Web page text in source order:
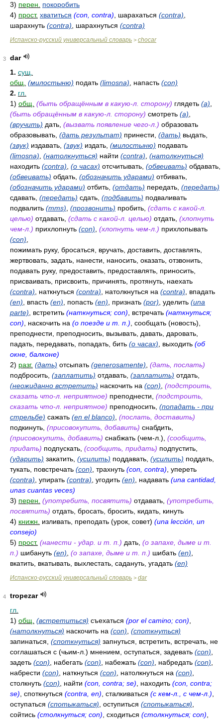
3) перен.
покоробить
4) прост. хватиться (con, contra) , шарахаться (contra)
шарахнуть (contra) , шарахнуться (contra)
Испанско-русский универсальный словарь > chocar
3
dar
1. сущ.
общ. (милостыню) подать (limosna) , напасть (con)
2. гл.
1) общ. (быть обращённым в какую-л. сторону) глядеть (a)
(быть обращённым в какую-л. сторону) смотреть (a)
(вручить) дать, (вызвать появление чего-л.) образовать
образовывать, (дать результат) принести, (дать) выдать,
(звук) издавать, (звук) издать, (милостыню) подавать
(limosna) (натолкнуться) найти (contra) (натолкнуться)
находить (contra) (о часах) отсчитывать, (обвеивать) обдавать,
(обвеивать) обдать, (обозначить ударами) отбивать,
(обозначить ударами) отбить, (отдать) передать, (передать)
сдавать, (передать) сдать, (подбавить) подваливать
подвалить (mтs) (прозвонить) пробить, (сдать с какой-л.
целью) отдавать, (сдать с какой-л. целью) отдать, (хлопнуть
чем-л.) прихлопнуть (con) (хлопнуть чем-л.) прихлопывать
(con)
пожимать руку, бросаться, вручать, доставить, доставлять,
жертвовать, задать, нанести, наносить, оказать, отзвонить,
подавать руку, предоставить, предоставлять, приносить,
присваивать, присвоить, причинять, протянуть, наехать
(contra) , наткнуться (contra) , натолкнуться на (contra) , впадать
(en) , впасть (en) , попасть (en) , признать (por) , уделить (una
parte) , встретить (наткнуться; con) , встречать (наткнуться;
con) , наскочить на (о поезде и т. п.) , сообщать (новость),
преподнести, преподносить, вызывать, давать, даровать,
падать, передавать, попадать, бить (о часах) , выходить (об
окне, балконе)
2) разг. (дать) отсыпать (generosamente) (дать, послать)
подбросить, (заплатить) отдавать, (заплатить) отдать,
(неожиданно встретить) наскочить на (con) (подстроить,
сказать что-л. неприятное) преподнести, (подстроить,
сказать что-л. неприятное) преподносить, (попадать - при
стрельбе) сажать (en el blanco) (послать, доставить)
подкинуть, (присовокупить, добавить) снабдить,
(присовокупить, добавить) снабжать (чем-л.), (сообщить,
придать) подпускать, (сообщить, придать) подпустить,
(ударить) закатить, (усилить) поддавать, (усилить) поддать,
тукать, повстречать (con) , трахнуть (con, contra) , упереть
(contra) , упирать (contra) , угодить (en) , надавать (una cantidad,
unas cuantas veces)
3) перен. (употребить, посвятить) отдавать, (употребить,
посвятить) отдать, бросать, бросить, кидать, кинуть
4) книжн. изливать, преподать (урок, совет) (una lección, un
consejo)
5) прост. (нанести - удар. и т. п.) дать, (о запахе, дыме и т.
п.) шибануть (en) (о запахе, дыме и т. п.) шибать (en)
вкатить, вкатывать, выхлестать, садануть, угадать (en)
Испанско-русский универсальный словарь > dar
4
tropezar
гл.
1) общ. (встретиться) съехаться (por el camino; con)
(натолкнуться) наскочить на (con) (споткнуться)
запинаться, (споткнуться) запнуться, встретить, встречать, не
соглашаться с (чьим-л.) мнением, оступаться, задевать (con)
задеть (con) , набегать (con) , набежать (con) , набредать (con)
набрести (con) , наткнуться (con) , натолкнуться на (con)
столкнуть (con) , найти (con, contra; se) , находить (con, contra;
se) , споткнуться (contra, en) , сталкиваться (с кем-л., с чем-л.)
оступаться (спотыкаться) , оступиться (спотыкаться)
сойтись (столкнуться; con) , сходиться (столкнуться; con)